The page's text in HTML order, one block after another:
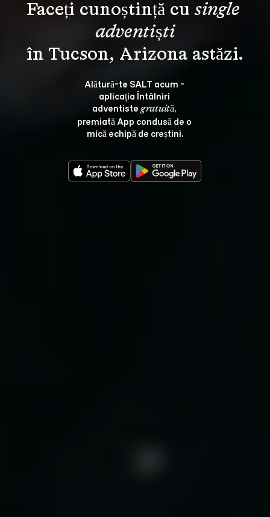
Faceți cunoștință cu single
adventiști
Alătură-te SALT acum -
aplicația Întâlniri
adventiste gratuită,
premiată App condusă de o
mică echipă de creștini.